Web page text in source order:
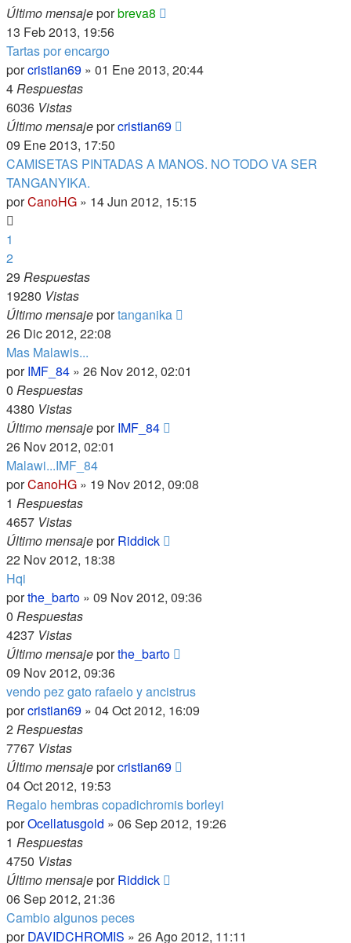
Último mensajeporbreva8
13 Feb 2013, 19:56
Tartas por encargo
porcristian69 » 01 Ene 2013, 20:44
4Respuestas
6036 Vistas
Último mensajeporcristian69
09 Ene 2013, 17:50
CAMISETAS PINTADAS A MANOS. NO TODO VA SER
TANGANYIKA.
porCanoHG » 14 Jun 2012, 15:15
1
2
29 Respuestas
19280 Vistas
Último mensajeportanganika
26 Dic 2012, 22:08
Mas Malawis...
porIMF_84 » 26 Nov 2012, 02:01
0 Respuestas
4380 Vistas
Último mensajeporIMF_84
26 Nov 2012, 02:01
Malawi...IMF_84
porCanoHG » 19 Nov 2012, 09:08
1 Respuestas
4657 Vistas
Último mensajeporRiddick
22 Nov 2012, 18:38
Hqi
porthe_barto » 09 Nov 2012, 09:36
0 Respuestas
4237 Vistas
Último mensajeporthe_barto
09 Nov 2012, 09:36
vendo pez gato rafaelo y ancistrus
porcristian69 » 04 Oct 2012, 16:09
2Respuestas
7767 Vistas
Último mensajeporcristian69
04 Oct 2012, 19:53
Regalo hembras copadichromis borleyi
porOcellatusgold » 06 Sep 2012, 19:26
1 Respuestas
4750 Vistas
Último mensajeporRiddick
06 Sep 2012, 21:36
Cambio algunos peces
porDAVIDCHROMIS » 26 Ago 2012, 11:11